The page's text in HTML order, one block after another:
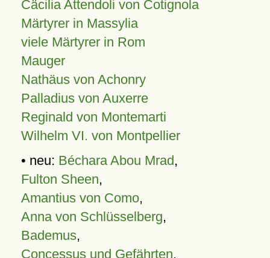
Cäcilia Attendoli von Cotignola
Märtyrer in Massylia
viele Märtyrer in Rom
Mauger
Nathäus von Achonry
Palladius von Auxerre
Reginald von Montemarti
Wilhelm VI. von Montpellier
• neu: Béchara Abou Mrad,
Fulton Sheen,
Amantius von Como,
Anna von Schlüsselberg,
Bademus,
Concessus und Gefährten,